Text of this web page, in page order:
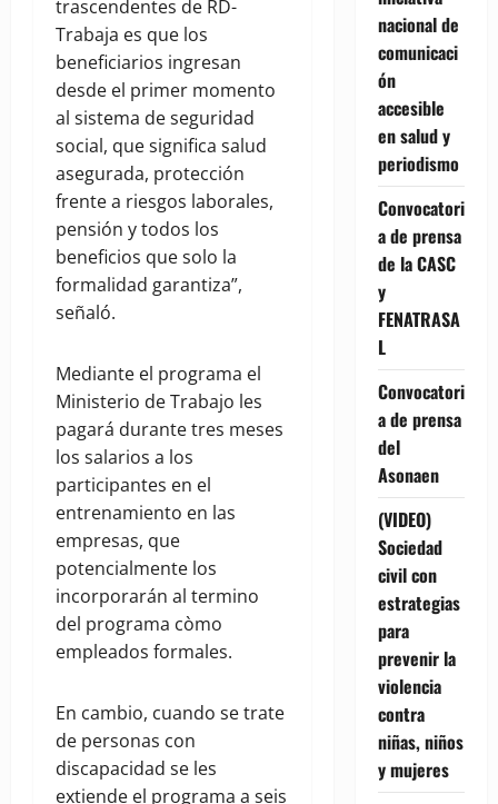
trascendentes de RD-
Trabaja es que los
beneficiarios ingresan
desde el primer momento
al sistema de seguridad
social, que significa salud
asegurada, protección
frente a riesgos laborales,
pensión y todos los
beneficios que solo la
formalidad garantiza”,
señaló.
Mediante el programa el
Ministerio de Trabajo les
pagará durante tres meses
los salarios a los
participantes en el
entrenamiento en las
empresas, que
potencialmente los
incorporarán al termino
del programa còmo
empleados formales.
En cambio, cuando se trate
de personas con
discapacidad se les
extiende el programa a seis
nacional de
comunicaci
ón
accesible
en salud y
periodismo
Convocatori
a de prensa
de la CASC
y
FENATRASA
L
Convocatori
a de prensa
del
Asonaen
(VIDEO)
Sociedad
civil con
estrategias
para
prevenir la
violencia
contra
niñas, niños
y mujeres